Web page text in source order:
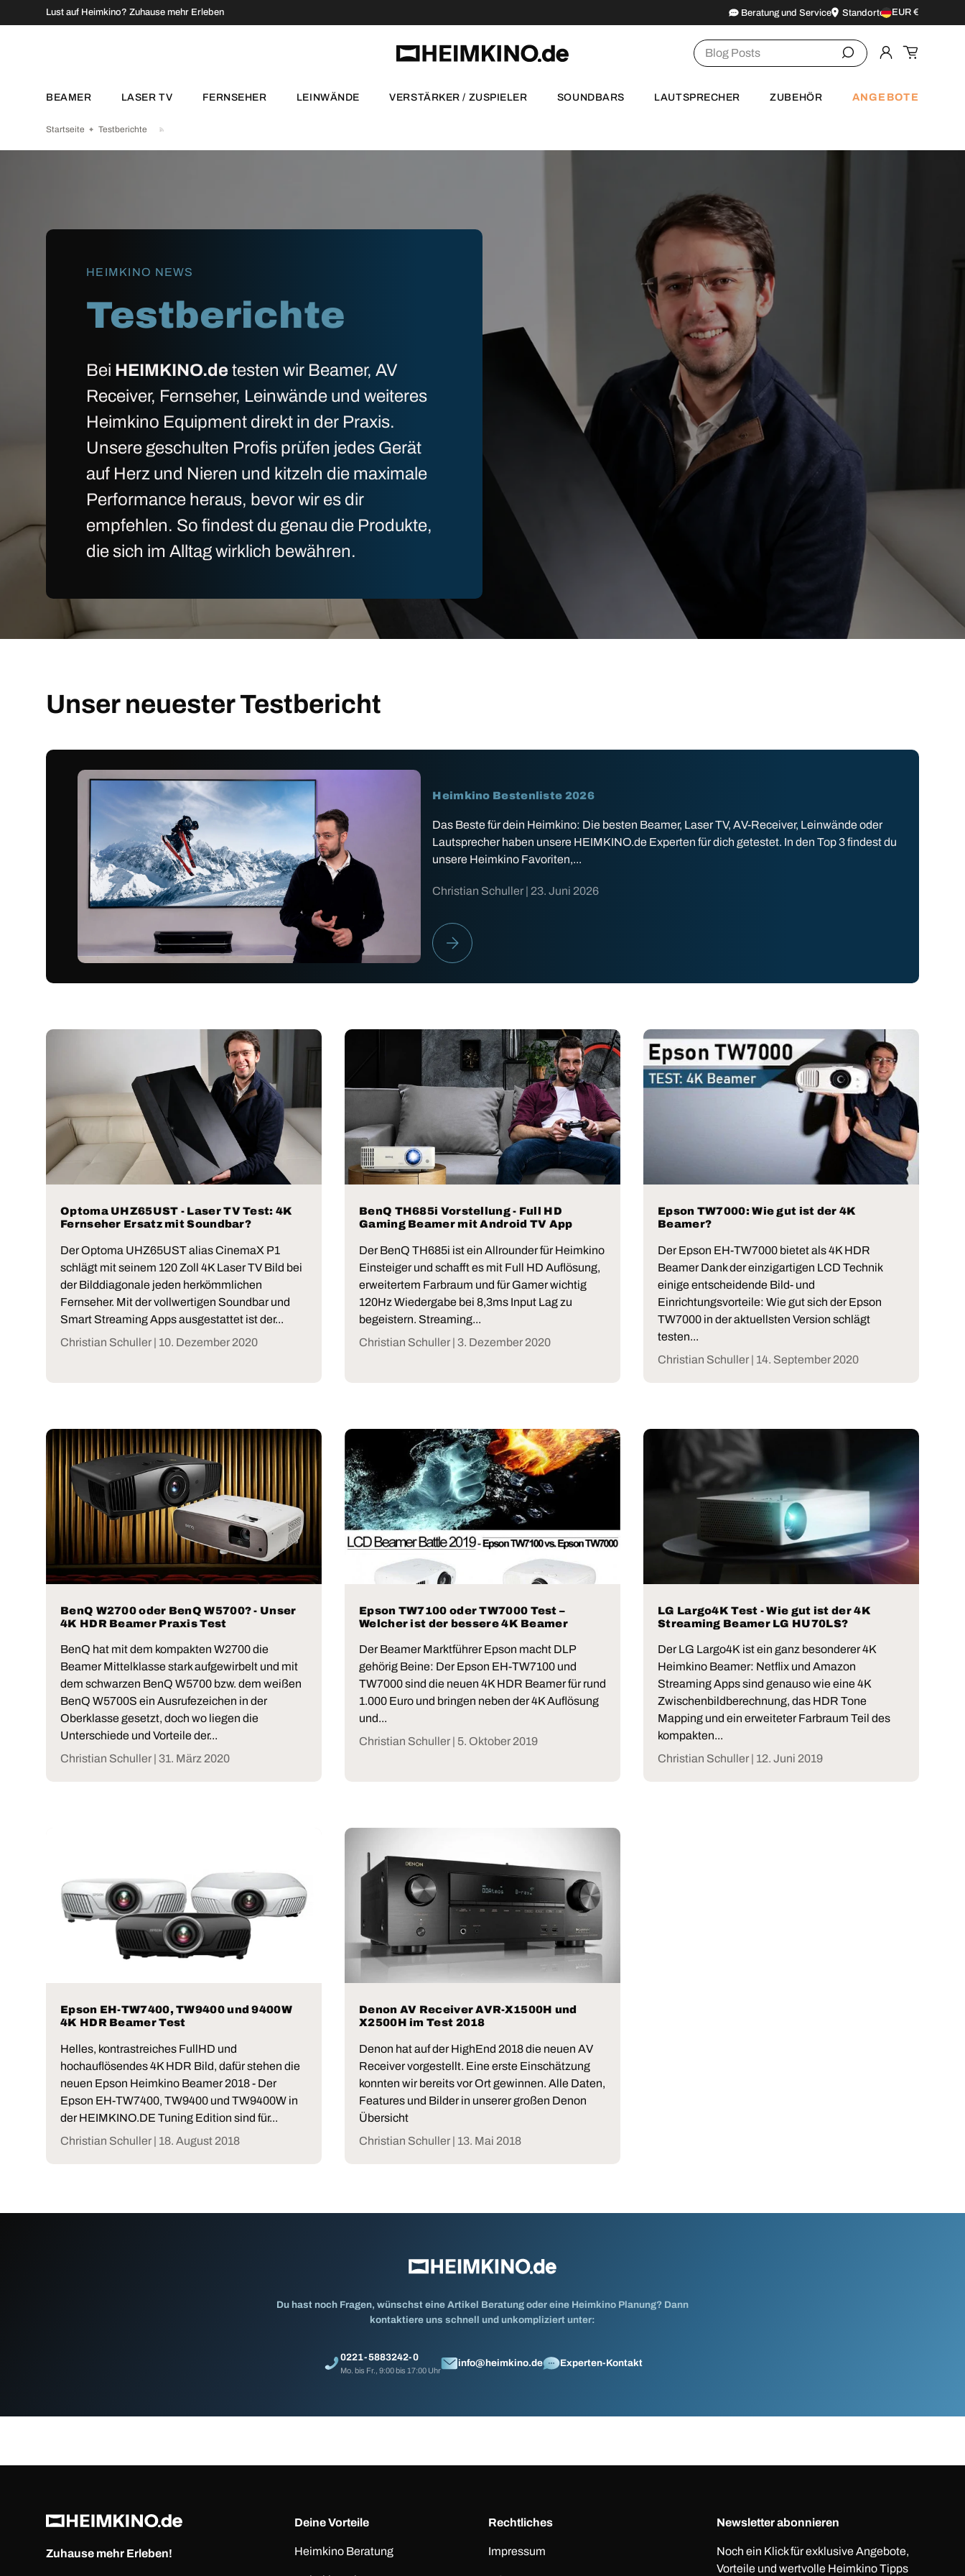
Zum Inhalt springen
Zum Menü springen
Fußzeile springen
Barrierefreiheits-Widget öffnen
DIREKT ZUM INHALT
Lust auf Heimkino? Zuhause mehr Erleben Beratung und Service StandorteLand/Region
EUR €
Suchen
Einloggen
BEAMER LASER TV FERNSEHER LEINWÄNDE VERSTÄRKER / ZUSPIELER SOUNDBARS LAUTSPRECHER ZUBEHÖR ANGEBOTE
Startseite Testberichte
HEIMKINO NEWS
Testberichte
Bei HEIMKINO.de testen wir Beamer, AV
Receiver, Fernseher, Leinwände und weiteres
Heimkino Equipment direkt in der Praxis.
Unsere geschulten Profis prüfen jedes Gerät
auf Herz und Nieren und kitzeln die maximale
Performance heraus, bevor wir es dir
empfehlen. So findest du genau die Produkte,
die sich im Alltag wirklich bewähren.
Unser neuester Testbericht
Heimkino Bestenliste 2026
Das Beste für dein Heimkino: Die besten Beamer, Laser TV, AV-Receiver, Leinwände oder
Lautsprecher haben unsere HEIMKINO.de Experten für dich getestet. In den Top 3 findest du
unsere Heimkino Favoriten,...
Christian Schuller | 23. Juni 2026
HEIMKINO BESTENLISTE 2026
Optoma UHZ65UST - Laser TV Test: 4K
Fernseher Ersatz mit Soundbar?
Der Optoma UHZ65UST alias CinemaX P1
schlägt mit seinem 120 Zoll 4K Laser TV Bild bei
der Bilddiagonale jeden herkömmlichen
Fernseher. Mit der vollwertigen Soundbar und
Smart Streaming Apps ausgestattet ist der...
Christian Schuller | 10. Dezember 2020
BenQ TH685i Vorstellung - Full HD
Gaming Beamer mit Android TV App
Der BenQ TH685i ist ein Allrounder für Heimkino
Einsteiger und schafft es mit Full HD Auflösung,
erweitertem Farbraum und für Gamer wichtig
120Hz Wiedergabe bei 8,3ms Input Lag zu
begeistern. Streaming...
Christian Schuller | 3. Dezember 2020
Epson TW7000: Wie gut ist der 4K
Beamer?
Der Epson EH-TW7000 bietet als 4K HDR
Beamer Dank der einzigartigen LCD Technik
einige entscheidende Bild- und
Einrichtungsvorteile: Wie gut sich der Epson
TW7000 in der aktuellsten Version schlägt
testen...
Christian Schuller | 14. September 2020
BenQ W2700 oder BenQ W5700? - Unser
4K HDR Beamer Praxis Test
BenQ hat mit dem kompakten W2700 die
Beamer Mittelklasse stark aufgewirbelt und mit
dem schwarzen BenQ W5700 bzw. dem weißen
BenQ W5700S ein Ausrufezeichen in der
Oberklasse gesetzt, doch wo liegen die
Unterschiede und Vorteile der...
Christian Schuller | 31. März 2020
Epson TW7100 oder TW7000 Test –
Welcher ist der bessere 4K Beamer
Der Beamer Marktführer Epson macht DLP
gehörig Beine: Der Epson EH-TW7100 und
TW7000 sind die neuen 4K HDR Beamer für rund
1.000 Euro und bringen neben der 4K Auflösung
und...
Christian Schuller | 5. Oktober 2019
LG Largo4K Test - Wie gut ist der 4K
Streaming Beamer LG HU70LS?
Der LG Largo4K ist ein ganz besonderer 4K
Heimkino Beamer: Netflix und Amazon
Streaming Apps sind genauso wie eine 4K
Zwischenbildberechnung, das HDR Tone
Mapping und ein erweiteter Farbraum Teil des
kompakten...
Christian Schuller | 12. Juni 2019
Epson EH-TW7400, TW9400 und 9400W
4K HDR Beamer Test
Helles, kontrastreiches FullHD und
hochauflösendes 4K HDR Bild, dafür stehen die
neuen Epson Heimkino Beamer 2018 - Der
Epson EH-TW7400, TW9400 und TW9400W in
der HEIMKINO.DE Tuning Edition sind für...
Christian Schuller | 18. August 2018
Denon AV Receiver AVR-X1500H und
X2500H im Test 2018
Denon hat auf der HighEnd 2018 die neuen AV
Receiver vorgestellt. Eine erste Einschätzung
konnten wir bereits vor Ort gewinnen. Alle Daten,
Features und Bilder in unserer großen Denon
Übersicht
Christian Schuller | 13. Mai 2018
Du hast noch Fragen, wünschst eine Artikel Beratung oder eine Heimkino Planung? Dann
kontaktiere uns schnell und unkompliziert unter:
0221-5883242-0
Mo. bis Fr., 9:00 bis 17:00 Uhr
info@heimkino.de Experten-Kontakt
Zuhause mehr Erleben!
Deine Vorteile
Heimkino Beratung
Rechtliches
Impressum
Newsletter abonnieren
Noch ein Klick für exklusive Angebote,
Vorteile und wertvolle Heimkino Tipps